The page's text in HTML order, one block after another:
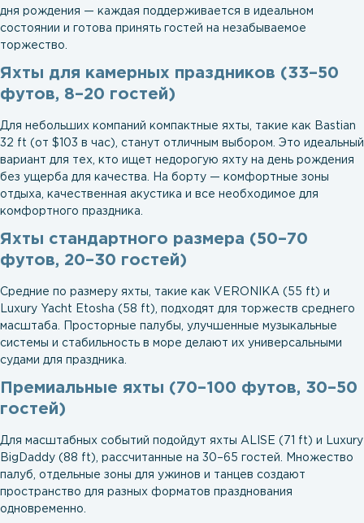
дня рождения — каждая поддерживается в идеальном
состоянии и готова принять гостей на незабываемое
торжество.
Яхты для камерных праздников (33–50
футов, 8–20 гостей)
Для небольших компаний компактные яхты, такие как Bastian
32 ft (от $103 в час), станут отличным выбором. Это идеальный
вариант для тех, кто ищет недорогую яхту на день рождения
без ущерба для качества. На борту — комфортные зоны
отдыха, качественная акустика и все необходимое для
комфортного праздника.
Яхты стандартного размера (50–70
футов, 20–30 гостей)
Средние по размеру яхты, такие как VERONIKA (55 ft) и
Luxury Yacht Etosha (58 ft), подходят для торжеств среднего
масштаба. Просторные палубы, улучшенные музыкальные
системы и стабильность в море делают их универсальными
судами для праздника.
Премиальные яхты (70–100 футов, 30–50
гостей)
Для масштабных событий подойдут яхты ALISE (71 ft) и Luxury
BigDaddy (88 ft), рассчитанные на 30–65 гостей. Множество
палуб, отдельные зоны для ужинов и танцев создают
пространство для разных форматов празднования
одновременно.